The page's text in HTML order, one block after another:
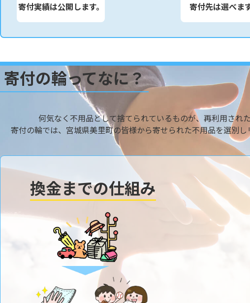
寄付実績は公開します。 寄付先は選べます
寄付の輪ってなに？
何気なく不用品として捨てられているものが、再利用され
寄付の輪では、宮城県美里町の皆様から寄せられた不用品を選別
換金までの仕組み